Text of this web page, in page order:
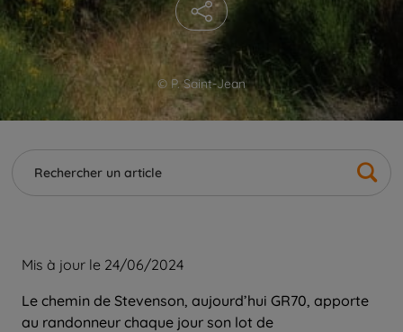
© P. Saint-Jean
Mis à jour le 24/06/2024
Le chemin de Stevenson, aujourd’hui GR70, apporte
au randonneur chaque jour son lot de